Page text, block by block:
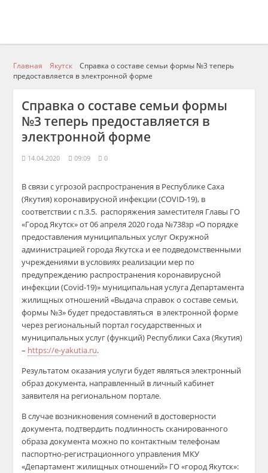
Главная Якутск
Справка о составе семьи формы №3 теперь
предоставляется в электронной форме
Справка о составе семьи формы
№3 теперь предоставляется в
электронной форме
14.04.2020 09:09 0
В связи с угрозой распространения в Республике Саха
(Якутия) коронавирусной инфекции (COVID-19), в
соответствии с п.3.5. распоряжения заместителя Главы ГО
«Город Якутск» от 06 апреля 2020 года №738зр «О порядке
предоставления муниципальных услуг Окружной
администрацией города Якутска и ее подведомственными
учреждениями в условиях реализации мер по
предупреждению распространения коронавирусной
инфекции (Covid-19)» муниципальная услуга Департамента
жилищных отношений «Выдача справок о составе семьи,
формы №3» будет предоставляться в электронной форме
через региональный портал государственных и
муниципальных услуг (функций) Республики Саха (Якутия)
– https://e-yakutia.ru.
Результатом оказания услуги будет являться электронный
образ документа, направленный в личный кабинет
заявителя на региональном портале.
В случае возникновения сомнений в достоверности
документа, подтвердить подлинность сканированного
образа документа можно по контактным телефонам
паспортно-регистрационного управления МКУ
«Департамент жилищных отношений» ГО «город Якутск»: